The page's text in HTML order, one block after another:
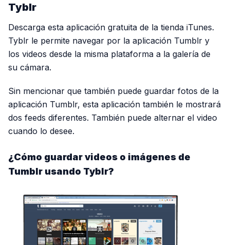
Tyblr
Descarga esta aplicación gratuita de la tienda iTunes.
Tyblr le permite navegar por la aplicación Tumblr y
los videos desde la misma plataforma a la galería de
su cámara.
Sin mencionar que también puede guardar fotos de la
aplicación Tumblr, esta aplicación también le mostrará
dos feeds diferentes. También puede alternar el video
cuando lo desee.
¿Cómo guardar videos o imágenes de
Tumblr usando Tyblr?